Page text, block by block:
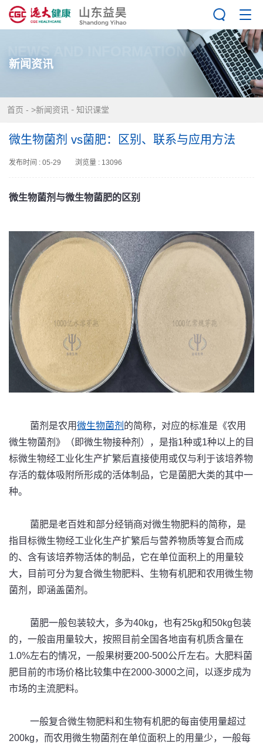
NEWS AND INFORMATION
新闻资讯
首页 - >新闻资讯 - 知识课堂
微生物菌剂 vs菌肥：区别、联系与应用方法
发布时间 : 05-29 浏览量 : 13096
微生物菌剂与微生物菌肥的区别
菌剂是农用微生物菌剂 的简称，对应的标准是《农用
微生物菌剂》（即微生物接种剂），是指1种或1种以上的目
标微生物经工业化生产扩繁后直接使用或仅与利于该培养物
存活的载体吸附所形成的活体制品，它是菌肥大类的其中一
种。
菌肥是老百姓和部分经销商对微生物肥料的简称，是
指目标微生物经工业化生产扩繁后与营养物质等复合而成
的、含有该培养物活体的制品，它在单位面积上的用量较
大，目前可分为复合微生物肥料、生物有机肥和农用微生物
菌剂，即涵盖菌剂。
菌肥一般包装较大，多为40kg，也有25kg和50kg包装
的，一般亩用量较大，按照目前全国各地亩有机质含量在
1.0%左右的情况，一般果树要200-500公斤左右。大肥料菌
肥目前的市场价格比较集中在2000-3000之间，以逐步成为
市场的主流肥料。
一般复合微生物肥料和生物有机肥的每亩使用量超过
200kg，而农用微生物菌剂在单位面积上的用量少，一般每